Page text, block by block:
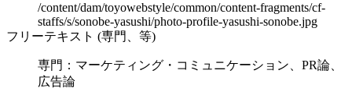
/content/dam/toyowebstyle/common/content-fragments/cf-
staffs/s/sonobe-yasushi/photo-profile-yasushi-sonobe.jpg
フリーテキスト (専門、等)
専門：マーケティング・コミュニケーション、PR論、
広告論